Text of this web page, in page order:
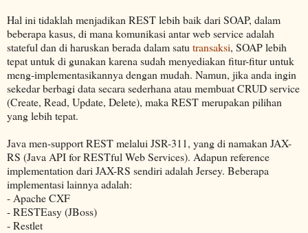
Hal ini tidaklah menjadikan REST lebih baik dari SOAP, dalam
beberapa kasus, di mana komunikasi antar web service adalah
stateful dan di haruskan berada dalam satu transaksi, SOAP lebih
tepat untuk di gunakan karena sudah menyediakan fitur-fitur untuk
meng-implementasikannya dengan mudah. Namun, jika anda ingin
sekedar berbagi data secara sederhana atau membuat CRUD service
(Create, Read, Update, Delete), maka REST merupakan pilihan
yang lebih tepat.
Java men-support REST melalui JSR-311, yang di namakan JAX-
RS (Java API for RESTful Web Services). Adapun reference
implementation dari JAX-RS sendiri adalah Jersey. Beberapa
implementasi lainnya adalah:
- Apache CXF
- RESTEasy (JBoss)
- Restlet